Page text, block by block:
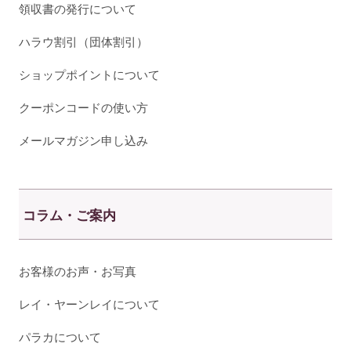
領収書の発行について
ハラウ割引（団体割引）
ショップポイントについて
クーポンコードの使い方
メールマガジン申し込み
コラム・ご案内
お客様のお声・お写真
レイ・ヤーンレイについて
パラカについて